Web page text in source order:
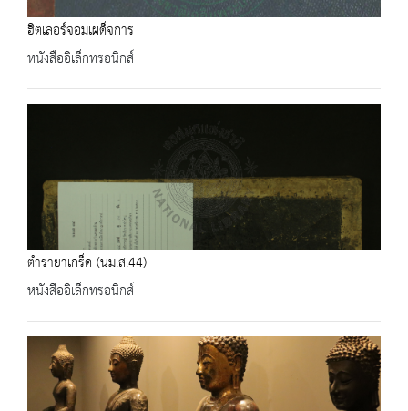
ฮิตเลอร์จอมเผด็จการ
หนังสืออิเล็กทรอนิกส์
ตำรายาเกร็ด (นม.ส.44)
หนังสืออิเล็กทรอนิกส์